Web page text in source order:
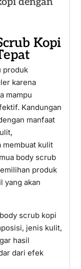
Kopi
produk
karena
mampu
Kandungan
manfaat
membuat kulit
body scrub
produk
yang akan
scrub kopi
jenis kulit,
hasil
dari efek